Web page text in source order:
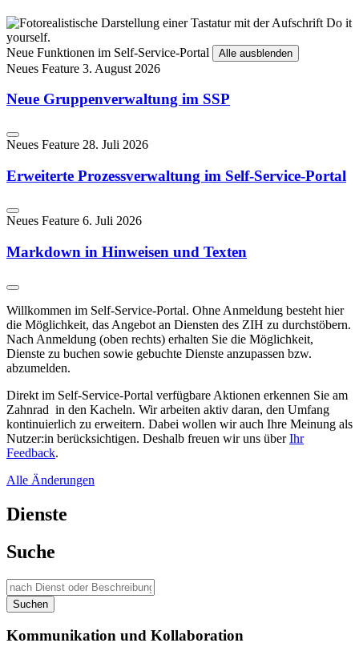
Neue Funktionen im Self-Service-Portal Alle ausblenden
Neues Feature 3. August 2026
Neue Gruppenverwaltung im SSP
Neues Feature 28. Juli 2026
Erweiterte Prozessverwaltung im Self-Service-Portal
Neues Feature 6. Juli 2026
Markdown in Hinweisen und Texten
Willkommen im Self-Service-Portal. Ohne Anmeldung besteht hier
die Möglichkeit, das Angebot an Diensten des ZIH zu durchstöbern.
Nach Anmeldung (oben rechts) erhalten Sie die Möglichkeit,
Dienste zu buchen sowie gebuchte Dienste anzupassen bzw.
abzumelden.
Direkt im Self-Service-Portal verfügbare Aktionen erkennen Sie am
Zahnrad in den Kacheln. Wir arbeiten aktiv daran, den Umfang
kontinuierlich zu erweitern. Dabei wollen wir auch Ihre Meinung als
Nutzer:in berücksichtigen. Deshalb freuen wir uns überIhr
Feedback.
Alle Änderungen
Dienste
Suche
Suchen
Kommunikation und Kollaboration